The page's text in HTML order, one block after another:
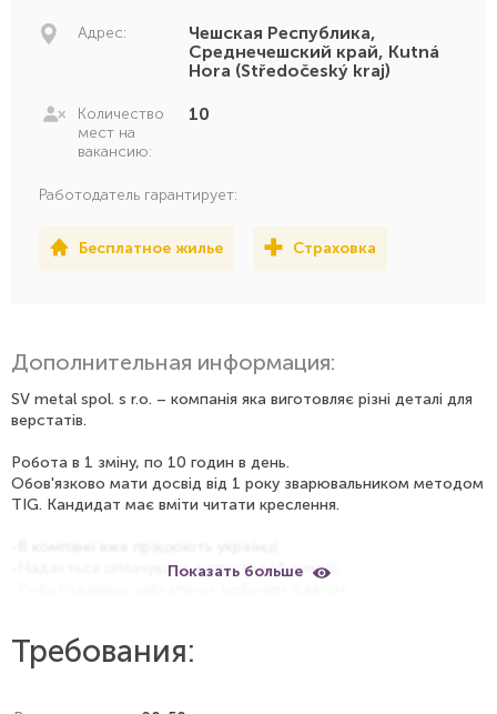
Адрес:
Чешская Республика,
Среднечешский край, Kutná
Hora (Středočeský kraj)
Количество
мест на
вакансию:
10
Работодатель гарантирует:
Бесплатное жилье Страховка
Дополнительная информация:
SV metal spol. s r.o. – компанія яка виготовляє різні деталі для
верстатів.
Робота в 1 зміну, по 10 годин в день.
Обов'язково мати досвід від 1 року зварювальником методом
TIG. Кандидат має вміти читати креслення.
-Надається оплачувана відпустка (4 тижні).
-Бонус за якість до 4000 крон / місяць
-Житло перші 3 місяці безкоштовно, потім 100 крон на ніч
Показать больше
Требования: